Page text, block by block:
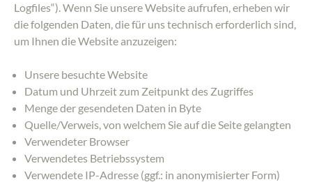
Logfiles“). Wenn Sie unsere Website aufrufen, erheben wir
die folgenden Daten, die für uns technisch erforderlich sind,
um Ihnen die Website anzuzeigen:
Unsere besuchte Website
Datum und Uhrzeit zum Zeitpunkt des Zugriffes
Menge der gesendeten Daten in Byte
Quelle/Verweis, von welchem Sie auf die Seite gelangten
Verwendeter Browser
Verwendetes Betriebssystem
Verwendete IP-Adresse (ggf.: in anonymisierter Form)